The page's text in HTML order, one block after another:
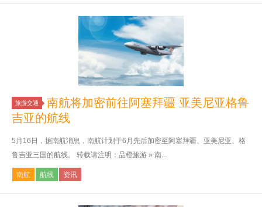
旅游交通
南航将加密前往阿塞拜疆 亚美尼亚格鲁
吉亚的航线
5月16日，据南航消息，南航计划于6月先后加密至阿塞拜疆、亚美尼亚、格
鲁吉亚三国的航线。 转载请注明：品橙旅游 » 南...
南航 航线 资讯